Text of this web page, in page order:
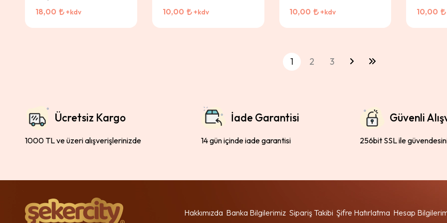
18,00
+kdv 10,00 +kdv 10,00 +kdv 10,00
1 2 3
Ücretsiz Kargo
1000 TL ve üzeri alışverişlerinizde
İade Garantisi
14 gün içinde iade garantisi
Güvenli
256bit SSL ile
Hakkımızda Banka Bilgilerimiz Sipariş Takibi Şifre Hatırlatma Hesap